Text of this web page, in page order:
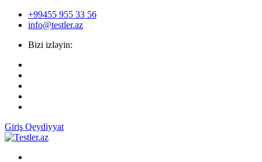
+99455 955 33 56
info@testler.az
Bizi izləyin:
Giriş Qeydiyyat